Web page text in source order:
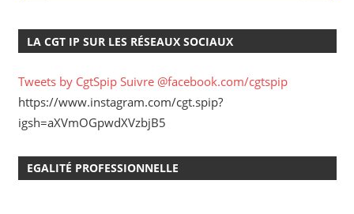
LA CGT IP SUR LES RÉSEAUX SOCIAUX
Tweets by CgtSpip Suivre @facebook.com/cgtspip
https://www.instagram.com/cgt.spip?
igsh=aXVmOGpwdXVzbjB5
EGALITÉ PROFESSIONNELLE